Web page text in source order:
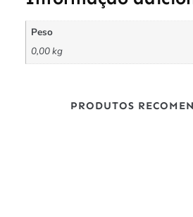
Peso
0,00 kg
PRODUTOS